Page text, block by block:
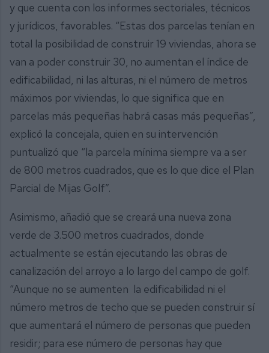
y que cuenta con los informes sectoriales, técnicos
y jurídicos, favorables. “Estas dos parcelas tenían en
total la posibilidad de construir 19 viviendas, ahora se
van a poder construir 30, no aumentan el índice de
edificabilidad, ni las alturas, ni el número de metros
máximos por viviendas, lo que significa que en
parcelas más pequeñas habrá casas más pequeñas”,
explicó la concejala, quien en su intervención
puntualizó que “la parcela mínima siempre va a ser
de 800 metros cuadrados, que es lo que dice el Plan
Parcial de Mijas Golf”.
Asimismo, añadió que se creará una nueva zona
verde de 3.500 metros cuadrados, donde
actualmente se están ejecutando las obras de
canalización del arroyo a lo largo del campo de golf.
“Aunque no se aumenten la edificabilidad ni el
número metros de techo que se pueden construir sí
que aumentará el número de personas que pueden
residir; para ese número de personas hay que